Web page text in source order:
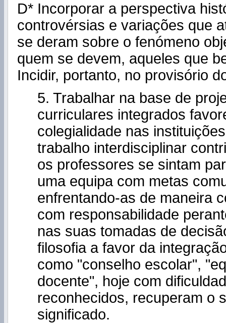
D* Incorporar a perspectiva
controvérsias e variações que
se deram sobre o fenómeno
quem se devem, aqueles que
Incidir, portanto, no provisório
5. Trabalhar na base de
curriculares integrados
colegialidade nas
trabalho interdisciplinar
os professores se sintam
uma equipa com metas
enfrentando-as de maneira
com responsabilidade
nas suas tomadas de
filosofia a favor da
como "conselho escolar",
docente", hoje com
reconhecidos, recuperam o
significado.